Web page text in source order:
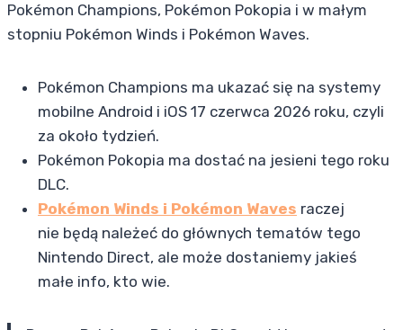
Pokémon Champions, Pokémon Pokopia i w małym
stopniu Pokémon Winds i Pokémon Waves.
Pokémon Champions ma ukazać się na systemy
mobilne Android i iOS 17 czerwca 2026 roku, czyli
za około tydzień.
Pokémon Pokopia ma dostać na jesieni tego roku
DLC.
Pokémon Winds i Pokémon Waves raczej
nie będą należeć do głównych tematów tego
Nintendo Direct, ale może dostaniemy jakieś
małe info, kto wie.